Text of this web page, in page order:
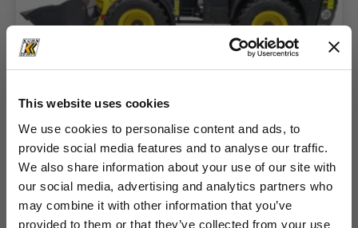
This website uses cookies
We use cookies to personalise content and ads, to
provide social media features and to analyse our traffic.
We also share information about your use of our site with
our social media, advertising and analytics partners who
may combine it with other information that you’ve
provided to them or that they’ve collected from your use
Komatsu WA100M-8
Betriebsgewicht
7,075-7,465 t
Schaufelkapazität
1,05-1,8 m³
Kompaktradlader Details